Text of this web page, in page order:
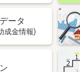
ータ
成金情報)